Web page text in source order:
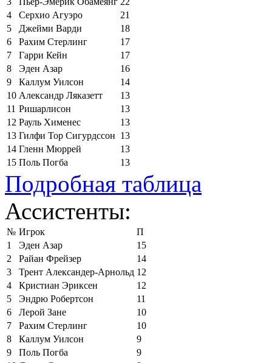
4
Серхио Агуэро
21
5
Джейми Варди
18
6
Рахим Стерлинг
17
7
Гарри Кейн
17
8
Эден Азар
16
9
Каллум Уилсон
14
10 Александр Ляказетт
13
11 Ришарлисон
13
12 Рауль Хименес
13
13 Гилфи Тор Сигурдссон 13
14 Гленн Мюррей
13
15 Поль Погба 13
Подробная таблица
Ассистенты:
№ Игрок
П
1
Эден Азар
15
2
Райан Фрейзер
14
3
Трент Александер-Арнольд 12
4
Кристиан Эриксен
12
5
Эндрю Робертсон
11
6
Лерой Зане
10
7
Рахим Стерлинг
10
8
Каллум Уилсон
9
9
Поль Погба
9